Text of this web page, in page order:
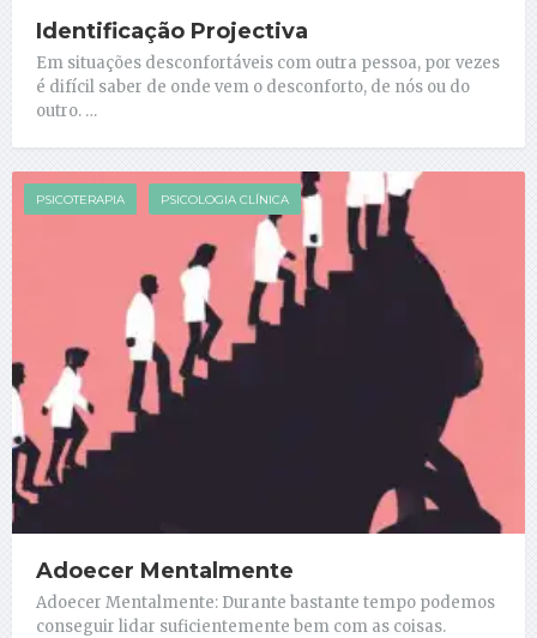
Identificação Projectiva
Em situações desconfortáveis com outra pessoa, por vezes
é difícil saber de onde vem o desconforto, de nós ou do
outro. …
PSICOTERAPIA PSICOLOGIA CLÍNICA
Adoecer Mentalmente
Adoecer Mentalmente: Durante bastante tempo podemos
conseguir lidar suficientemente bem com as coisas.